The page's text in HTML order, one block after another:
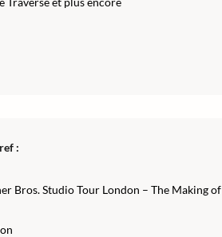
:
Bros. Studio Tour London – The Making of